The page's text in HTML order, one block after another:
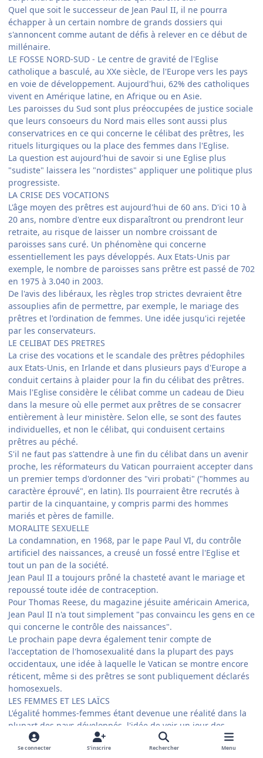
Quel que soit le successeur de Jean Paul II, il ne pourra
échapper à un certain nombre de grands dossiers qui
s'annoncent comme autant de défis à relever en ce début de
millénaire.
LE FOSSE NORD-SUD - Le centre de gravité de l'Eglise
catholique a basculé, au XXe siècle, de l'Europe vers les pays
en voie de développement. Aujourd'hui, 62% des catholiques
vivent en Amérique latine, en Afrique ou en Asie.
Les paroisses du Sud sont plus préoccupées de justice sociale
que leurs consoeurs du Nord mais elles sont aussi plus
conservatrices en ce qui concerne le célibat des prêtres, les
rituels liturgiques ou la place des femmes dans l'Eglise.
La question est aujourd'hui de savoir si une Eglise plus
"sudiste" laissera les "nordistes" appliquer une politique plus
progressiste.
LA CRISE DES VOCATIONS
L'âge moyen des prêtres est aujourd'hui de 60 ans. D'ici 10 à
20 ans, nombre d'entre eux disparaîtront ou prendront leur
retraite, au risque de laisser un nombre croissant de
paroisses sans curé. Un phénomène qui concerne
essentiellement les pays développés. Aux Etats-Unis par
exemple, le nombre de paroisses sans prêtre est passé de 702
en 1975 à 3.040 in 2003.
De l'avis des libéraux, les règles trop strictes devraient être
assouplies afin de permettre, par exemple, le mariage des
prêtres et l'ordination de femmes. Une idée jusqu'ici rejetée
par les conservateurs.
LE CELIBAT DES PRETRES
La crise des vocations et le scandale des prêtres pédophiles
aux Etats-Unis, en Irlande et dans plusieurs pays d'Europe a
conduit certains à plaider pour la fin du célibat des prêtres.
Mais l'Eglise considère le célibat comme un cadeau de Dieu
dans la mesure où elle permet aux prêtres de se consacrer
entièrement à leur ministère. Selon elle, se sont des fautes
individuelles, et non le célibat, qui conduisent certains
prêtres au péché.
S'il ne faut pas s'attendre à une fin du célibat dans un avenir
proche, les réformateurs du Vatican pourraient accepter dans
un premier temps d'ordonner des "viri probati" ("hommes au
caractère éprouvé", en latin). Ils pourraient être recrutés à
partir de la cinquantaine, y compris parmi des hommes
mariés et pères de famille.
MORALITE SEXUELLE
La condamnation, en 1968, par le pape Paul VI, du contrôle
artificiel des naissances, a creusé un fossé entre l'Eglise et
tout un pan de la société.
Jean Paul II a toujours prôné la chasteté avant le mariage et
repoussé toute idée de contraception.
Pour Thomas Reese, du magazine jésuite américain America,
Jean Paul II n'a tout simplement "pas convaincu les gens en ce
qui concerne le contrôle des naissances".
Le prochain pape devra également tenir compte de
l'acceptation de l'homosexualité dans la plupart des pays
occidentaux, une idée à laquelle le Vatican se montre encore
réticent, même si des prêtres se sont publiquement déclarés
homosexuels.
LES FEMMES ET LES LAÏCS
L'égalité hommes-femmes étant devenue une réalité dans la
plupart des pays développés, l'idée de voir un jour des
femmes célébrer la messe fait son chemin.
Jean Paul II a repoussé cette hypothèse et cela a peu de
Se connecter S’inscrire Rechercher Menu